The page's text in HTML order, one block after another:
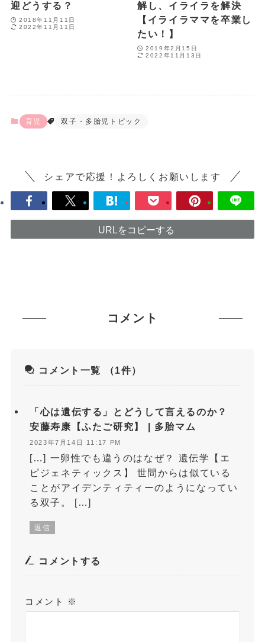
育児 双子・多胎児トピック
シェアで応援！よろしくお願いします
URLをコピーする
迎どうする？
2018年11月11日
2022年11月11日
解し、イライラを解決
【イライラママを卒業し
たい！】
2019年2月15日
2022年11月13日
コメント
コメント一覧 （1件）
「心は遺伝する」とどうして言えるのか？
安藤寿康【ふたご研究】 | 多胎マム
2023年7月14日 11:17 PM
[…] 一卵性でも違うのはなぜ？ 遺伝学【エ
ピジェネティックス】 世間からは似ている
ことがアイデンティティーのようになってい
る双子。 […]
返信
コメントする
コメント ※